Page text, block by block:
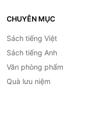
CHUYÊN MỤC
Sách tiếng Việt
Sách tiếng Anh
Văn phòng phẩm
Quà lưu niệm